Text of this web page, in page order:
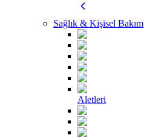
Sağlık & Kişisel Bakım
Aletleri